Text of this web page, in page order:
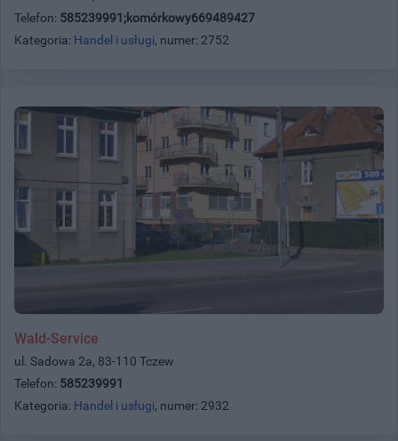
Telefon: 585239991;komórkowy669489427
Kategoria: Handel i usługi, numer: 2752
Wald-Service
ul. Sadowa 2a, 83-110 Tczew
Telefon: 585239991
Kategoria: Handel i usługi, numer: 2932